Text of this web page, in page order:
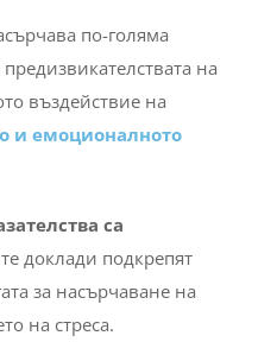
по-голяма
на
въздействие на
и емоционалното
са
доклади подкрепят
за насърчаване на
на стреса.